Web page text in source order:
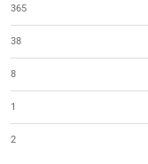
365
38
8
1
2